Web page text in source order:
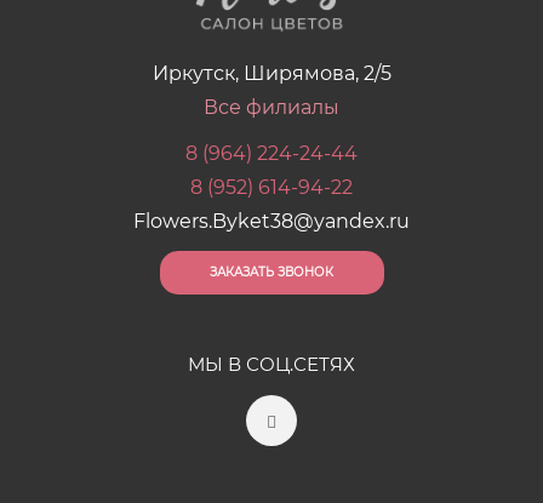
Иркутск, Ширямова, 2/5
Все филиалы
8 (964) 224-24-44
8 (952) 614-94-22
Flowers.Byket38@yandex.ru
ЗАКАЗАТЬ ЗВОНОК
МЫ В СОЦ.СЕТЯХ